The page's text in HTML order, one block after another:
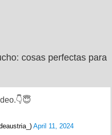
cosas perfectas para
April 11, 2024